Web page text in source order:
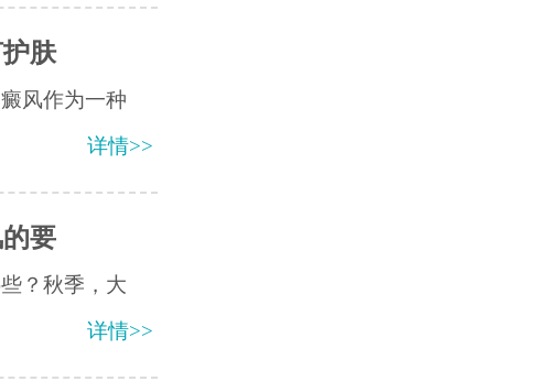
肤
风作为一种
详情>>
要
？秋季，大
详情>>